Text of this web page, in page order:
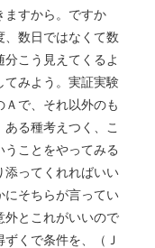
ますから。ですか
、数日ではなくて数
こう見えてくるよ
てみよう。実証実験
で、それ以外のも
る種考えつく、こ
ことをやってみる
添ってくれればいい
にそちらが言ってい
外とこれがいいので
くで条件を、（Ｊ